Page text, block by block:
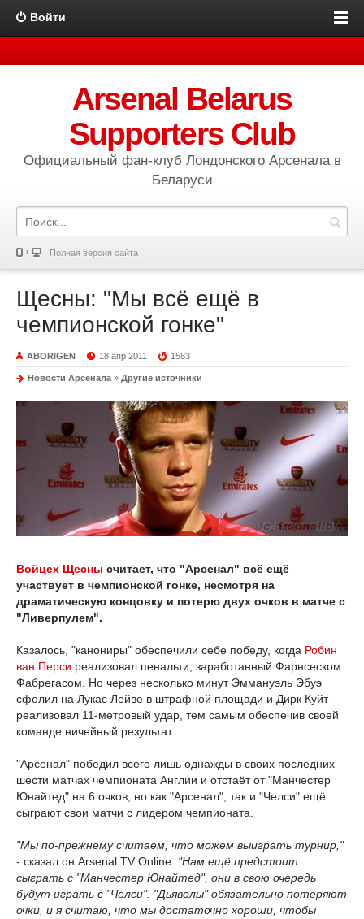
Войти
Arsenal Belarus
Supporters Club
Официальный фан-клуб Лондонского Арсенала в
Беларуси
Полная версия сайта
Щесны: "Мы всё ещё в
чемпионской гонке"
ABORIGEN 18 апр 2011 1583
Новости Арсенала » Другие источники
Войцех Щесны считает, что "Арсенал" всё ещё
участвует в чемпионской гонке, несмотря на
драматическую концовку и потерю двух очков в матче с
"Ливерпулем".
Казалось, "канониры" обеспечили себе победу, когда Робин
ван Перси реализовал пенальти, заработанный Фарнсеском
Фабрегасом. Но через несколько минут Эммануэль Эбуэ
сфолил на Лукас Лейве в штрафной площади и Дирк Куйт
реализовал 11-метровый удар, тем самым обеспечив своей
команде ничейный результат.
"Арсенал" победил всего лишь однажды в своих последних
шести матчах чемпионата Англии и отстаёт от "Манчестер
Юнайтед" на 6 очков, но как "Арсенал", так и "Челси" ещё
сыграют свои матчи с лидером чемпионата.
"Мы по-прежнему считаем, что можем выиграть турнир,"
- сказал он Arsenal TV Online. "Нам ещё предстоит
сыграть с "Манчестер Юнайтед", они в свою очередь
будут играть с "Челси". "Дьяволы" обязательно потеряют
очки, и я считаю, что мы достаточно хороши, чтобы